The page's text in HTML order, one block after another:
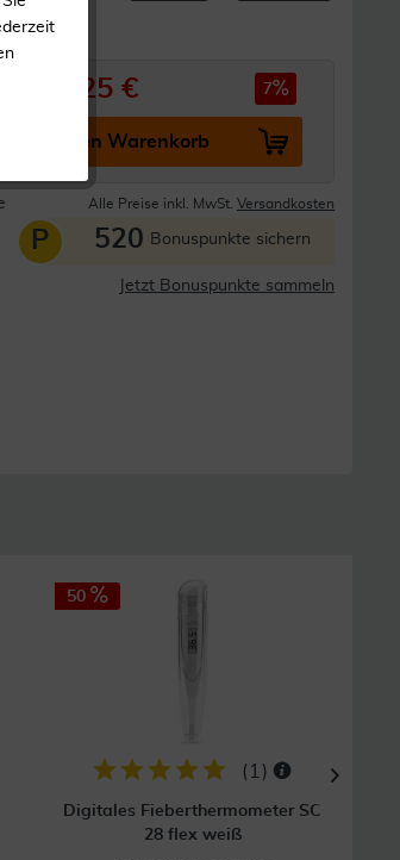
52,25 € 7
In den Warenkorb
Alle Preise inkl. MwSt. Versandkosten
P 520 Bonuspunkte sichern
Jetzt Bonuspunkte sammeln
50
( 1 )
Digitales Fieberthermometer SC
28 flex weiß